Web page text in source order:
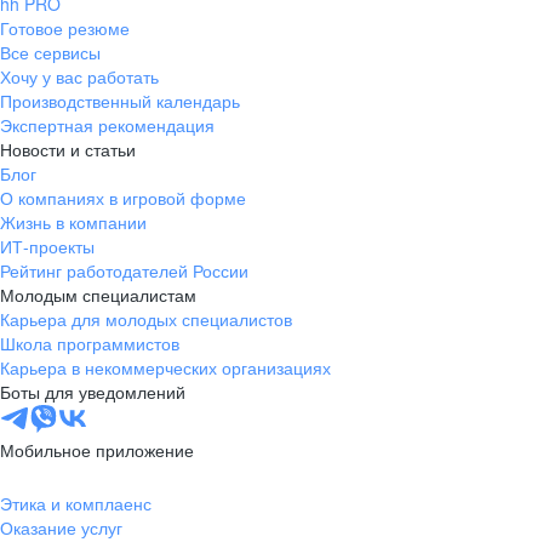
Готовое резюме
Все сервисы
Хочу у вас работать
Производственный календарь
Экспертная рекомендация
Новости и статьи
Блог
О компаниях в игровой форме
Жизнь в компании
ИТ-проекты
Рейтинг работодателей России
Молодым специалистам
Карьера для молодых специалистов
Школа программистов
Карьера в некоммерческих организациях
Боты для уведомлений
Мобильное приложение
Этика и комплаенс
Оказание услуг